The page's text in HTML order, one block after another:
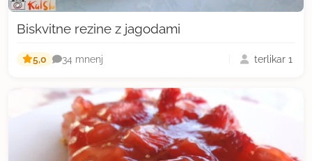
Biskvitne rezine z jagodami
5,0 34 mnenj terlikar 1